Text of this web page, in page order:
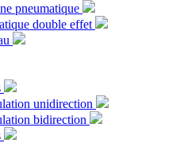
pneumatique
double effet
unidirection
bidirection